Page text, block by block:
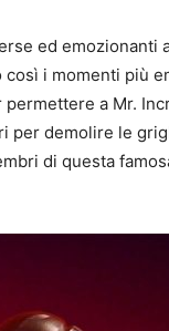
ed emozionanti
così i momenti più
a Mr.
per demolire le
di questa